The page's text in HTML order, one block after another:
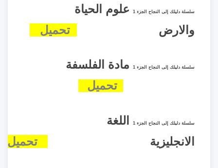
سلسلة دليلك إلى النجاح الجزء 1
علوم الحياة
والارض
تحميل
سلسلة دليلك إلى النجاح الجزء 1 مادة الفلسفة
تحميل
سلسلة دليلك إلى النجاح الجزء 1
اللغة
الانجليزية
تحميل